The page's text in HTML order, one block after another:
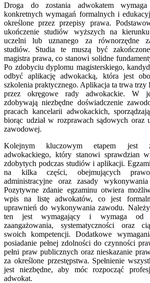
Droga do zostania adwokatem wymaga
konkretnych wymagań formalnych i
określone przez przepisy prawa.
ukończenie studiów wyższych na
uczelni lub uznanego za równorzędne
studiów. Studia te muszą być
magistra prawa, co stanowi solidne
Po zdobyciu dyplomu magisterskiego,
odbyć aplikację adwokacką, która jest
szkolenia praktycznego. Aplikacja ta trwa trzy
przez okręgowe rady adwokackie. W
zdobywają niezbędne doświadczenie
pracach kancelarii adwokackich,
biorąc udział w rozprawach sądowych oraz
zawodowej.
Kolejnym kluczowym etapem jest
adwokackiego, który stanowi sprawdzian
zdobytych podczas studiów i aplikacji.
na kilka części, obejmujących
administracyjne oraz zasady
Pozytywne zdanie egzaminu otwiera
wpis na listę adwokatów, co jest
uprawnień do wykonywania zawodu.
ten jest wymagający i wymaga od
zaangażowania, systematyczności oraz
swoich kompetencji. Dodatkowe
posiadanie pełnej zdolności do czynności
pełni praw publicznych oraz nieskazanie
za określone przestępstwa. Spełnienie
jest niezbędne, aby móc rozpocząć
adwokat.